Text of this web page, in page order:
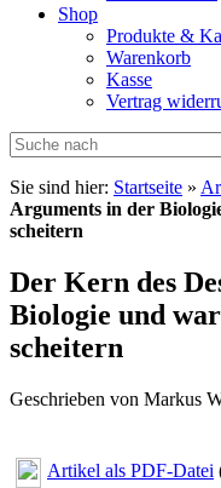
Shop
Produkte &
Warenkorb
Kasse
Vertrag
Sie sind hier: Startseite »
Arguments in der
scheitern
Der Kern des
Biologie und
scheitern
Geschrieben von Markus
Artikel als PDF-Datei